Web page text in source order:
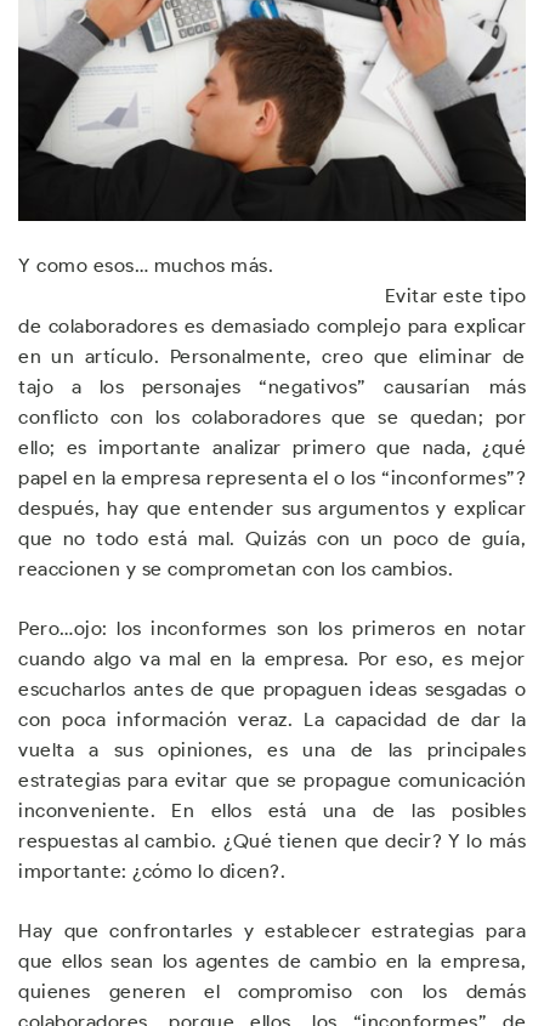
Y como esos… muchos más.
Evitar este tipo
de colaboradores es demasiado complejo para explicar
en un artículo. Personalmente, creo que eliminar de
tajo a los personajes “negativos” causarían más
conflicto con los colaboradores que se quedan; por
ello; es importante analizar primero que nada, ¿qué
papel en la empresa representa el o los “inconformes”?
después, hay que entender sus argumentos y explicar
que no todo está mal. Quizás con un poco de guía,
reaccionen y se comprometan con los cambios.
Pero…ojo: los inconformes son los primeros en notar
cuando algo va mal en la empresa. Por eso, es mejor
escucharlos antes de que propaguen ideas sesgadas o
con poca información veraz. La capacidad de dar la
vuelta a sus opiniones, es una de las principales
estrategias para evitar que se propague comunicación
inconveniente. En ellos está una de las posibles
respuestas al cambio. ¿Qué tienen que decir? Y lo más
importante: ¿cómo lo dicen?.
Hay que confrontarles y establecer estrategias para
que ellos sean los agentes de cambio en la empresa,
quienes generen el compromiso con los demás
colaboradores, porque ellos, los “inconformes” de